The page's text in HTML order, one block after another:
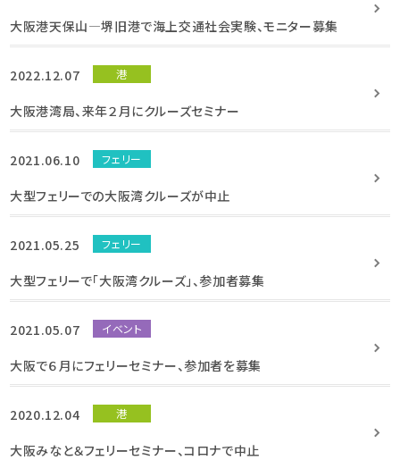
大阪港天保山―堺旧港で海上交通社会実験、モニター募集
2022.12.07 港
大阪港湾局、来年２月にクルーズセミナー
2021.06.10 フェリー
大型フェリーでの大阪湾クルーズが中止
2021.05.25 フェリー
大型フェリーで「大阪湾クルーズ」、参加者募集
2021.05.07 イベント
大阪で６月にフェリーセミナー、参加者を募集
2020.12.04 港
大阪みなと＆フェリーセミナー、コロナで中止